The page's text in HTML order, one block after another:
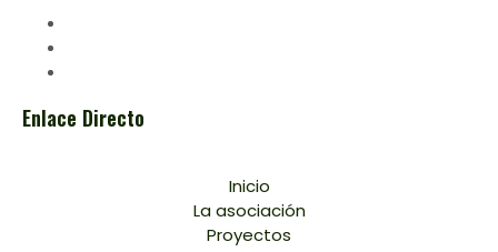
Enlace Directo
Inicio
La asociación
Proyectos